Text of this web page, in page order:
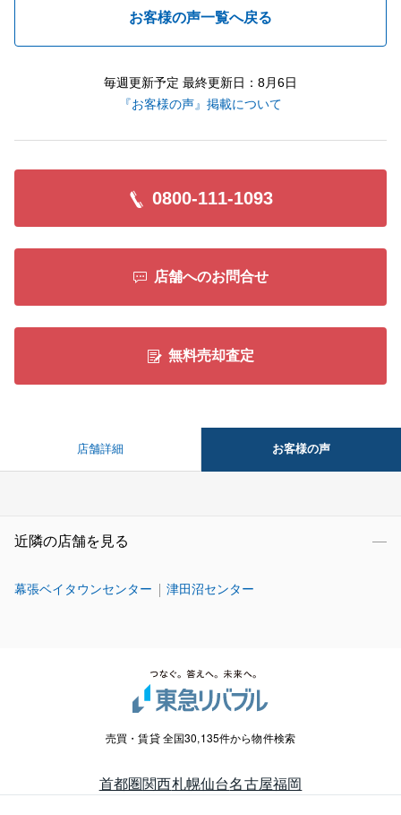
お客様の声一覧へ戻る
毎週更新予定 最終更新日：8月6日
『お客様の声』掲載について
0800-111-1093
店舗へのお問合せ
無料売却査定
店舗詳細 お客様の声
近隣の店舗を見る
幕張ベイタウンセンター 津田沼センター
売買・賃貸 全国30,135件から物件検索
首都圏関西札幌仙台名古屋福岡